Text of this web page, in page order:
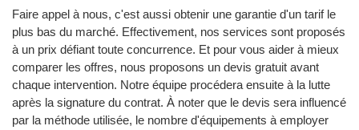
Faire appel à nous, c'est aussi obtenir une garantie d'un tarif le
plus bas du marché. Effectivement, nos services sont proposés
à un prix défiant toute concurrence. Et pour vous aider à mieux
comparer les offres, nous proposons un devis gratuit avant
chaque intervention. Notre équipe procédera ensuite à la lutte
après la signature du contrat. À noter que le devis sera influencé
par la méthode utilisée, le nombre d'équipements à employer